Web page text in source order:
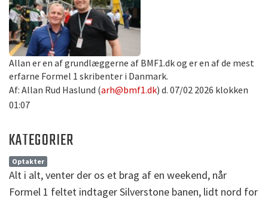
Allan er en af grundlæggerne af BMF1.dk og er en af de mest
erfarne Formel 1 skribenter i Danmark.
Af: Allan Rud Haslund (arh@bmf1.dk) d. 07/02 2026 klokken
01:07
KATEGORIER
Optakter
Alt i alt, venter der os et brag af en weekend, når
Formel 1 feltet indtager Silverstone banen, lidt nord for